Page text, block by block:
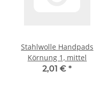
Stahlwolle Handpads
Körnung 1, mittel
2,01 € *